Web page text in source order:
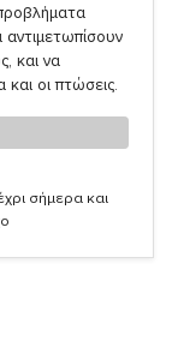
αντιμετωπίσουν
και να
οι πτώσεις.
σήμερα και